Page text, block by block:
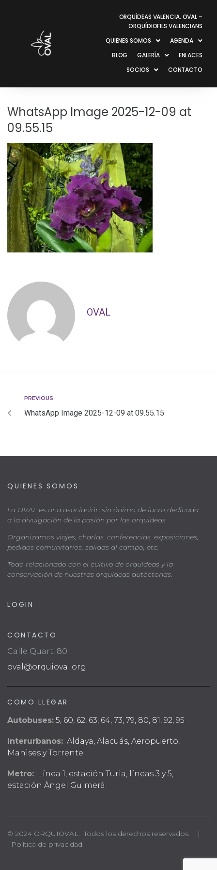
ORQUÍDEAS VALENCIA. OVAL –
ORQUÍDIOFILS VALENCIANS
QUIENES SOMOS
AGENDA
BLOG
GALERÍA
ENLACES
SOCIOS
CONTACTO
WhatsApp Image 2025-12-09 at
09.55.15
OVAL
PREVIOUS
WhatsApp Image 2025-12-09 at 09.55.15
QUIENES SOMOS
La OVAL es una asociación sin ánimo de lucro dedicada
a la divulgación de la pasión por las orquídeas.
Organizamos viajes, charlas, conferencias, exposiciones,
pedidos comunitarios, salidas al campo, etc.
Todo relacionado con el cultivo de orquídeas y la
conservación de nuestras orquídeas autóctonas.
LOGIN
CONTACTO
Calle Quart, 80
oval@orquioval.org
COMO LLEGAR
Autobuses: 5, 60, 62, 63, 64, 73, 79, 80, 81, 92, 95
Interurbanos: Aldaya, Alacuás, Aeropuerto,
Manises y Torrente.
Metro: Línea 1, estación Turia, líneas 3 y 5,
estación Ángel Guimerá.
© 2024 ORQUIOVAL. Todos los derechos reservados. |
Política de privacidad.